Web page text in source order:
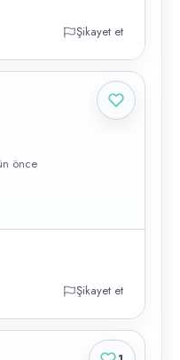
Şikayet et
önce
Şikayet et